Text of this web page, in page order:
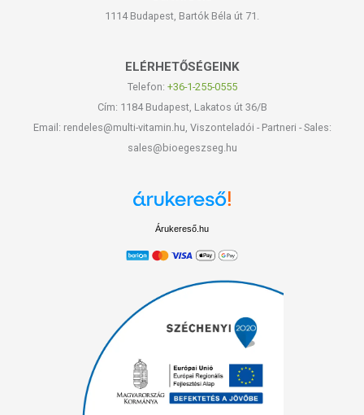
1114 Budapest, Bartók Béla út 71.
ELÉRHETŐSÉGEINK
Telefon: +36-1-255-0555
Cím: 1184 Budapest, Lakatos út 36/B
Email: rendeles@multi-vitamin.hu, Viszonteladói - Partneri - Sales:
sales@bioegeszseg.hu
Árukereső.hu